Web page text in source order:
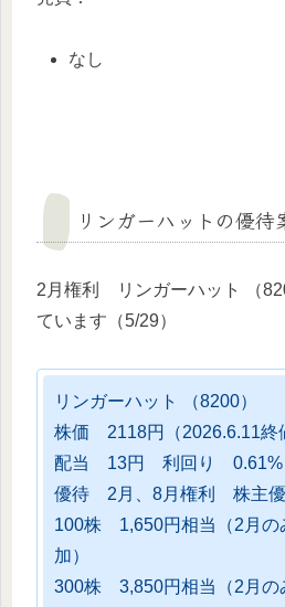
なし
リンガーハットの優待
2月権利 リンガーハット （
ています（5/29）
リンガーハット （8200）
株価 2118円（2026.6.11終
配当 13円 利回り 0.61%
優待 2月、8月権利 株主優
100株 1,650円相当（2月の
加）
300株 3,850円相当（2月の